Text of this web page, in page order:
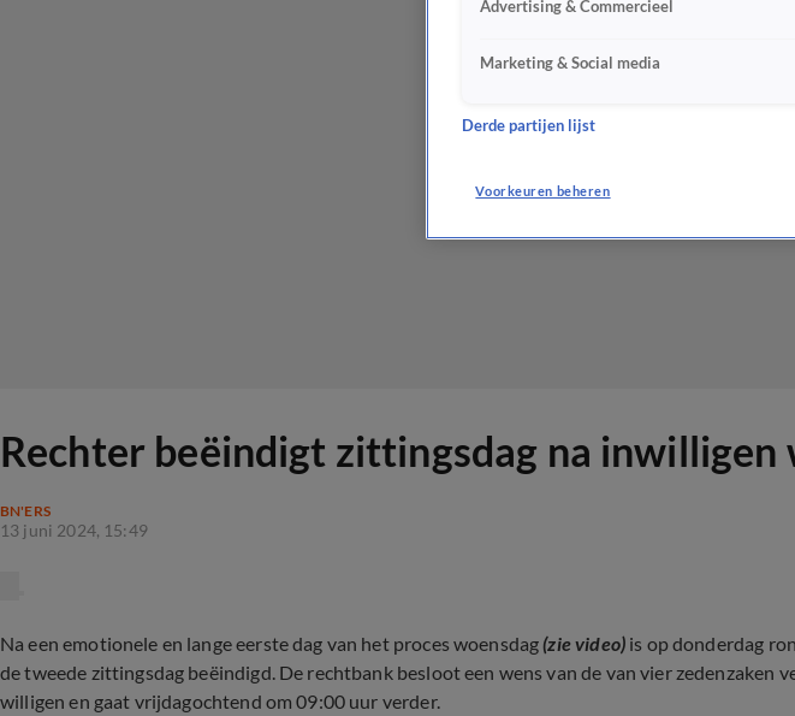
Rechter beëindigt zittingsdag na inwilligen
BN'ERS
13 juni 2024, 15:49
Na een emotionele en lange eerste dag van het proces woensdag(zie video) is op donderdag
de tweede zittingsdag beëindigd. De rechtbank besloot een wens van de van vier zedenzaken
willigen en gaat vrijdagochtend om 09:00 uur verder.
Advertising & Commercieel
Marketing & Social media
Derde partijen lijst
Voorkeuren beheren